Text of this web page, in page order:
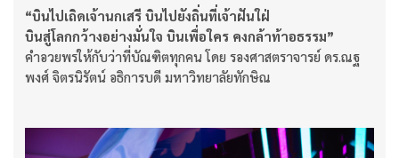
“บินไปเถิดเจ้านกเสรี บินไปยังถิ่นที่เจ้าฝันใฝ่
บินสู่โลกกว้างอย่างมั่นใจ บินเพื่อใคร คงกล้าท้าอธรรม”
คำอวยพรให้กับว่าที่บัณฑิตทุกคน โดย รองศาสตราจารย์ ดร.ณฐ
พงศ์ จิตรนิรัตน์ อธิการบดี มหาวิทยาลัยทักษิณ